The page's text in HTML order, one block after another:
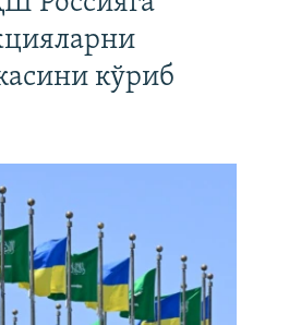
кўриб